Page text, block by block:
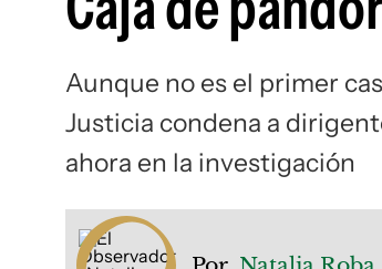
Aunque no es el primer
Justicia condena a
ahora en la investigación